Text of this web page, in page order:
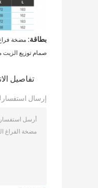
بطاقة: مضخة فراغ
صمام توزيع الزيت
تفاصيل
إرسال